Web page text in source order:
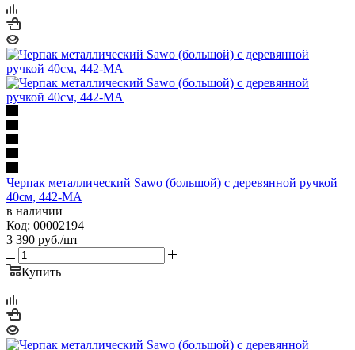
Черпак металлический Sawo (большой) с деревянной ручкой
40см, 442-MA
в наличии
Код: 00002194
3 390 руб./шт
Купить